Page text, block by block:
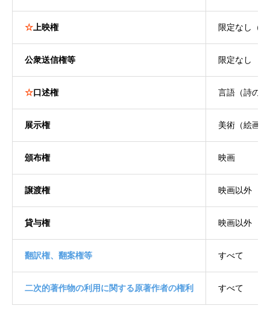
☆ 上映権 限定なし（
公衆送信権等 限定なし
☆口述権 言語（詩の
展示権 美術（絵画
頒布権 映画
譲渡権 映画以外
貸与権 映画以外
翻訳権、翻案権等 すべて
二次的著作物の利用に関する原著作者の権利 すべて